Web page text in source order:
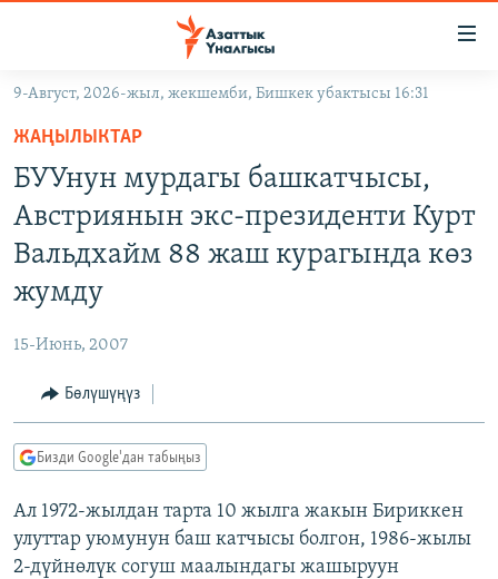
Навигацияга
өтүңүз
Издөөгө
салыңызКЫРГЫЗСТАН
УКРАИНА
ЭКСПЕРТТЕР ТАЛДАЙТ
БИЗ ЖАНА ДҮЙНӨ
ЭЖЕ-СИҢДИЛЕР
АЗАТТЫК+
ПОДКАСТ
ӨЗГӨЧӨ ПИКИР
Русский
ОНЛАЙН ШЕРИНЕ
9-Август, 2026-жыл, жекшемби, Бишкек убактысы 16:31
ЖАҢЫЛЫКТАР
БУУнун мурдагы башкатчысы,
Австриянын экс-президенти Курт
Вальдхайм 88 жаш курагында көз
жумду
15-Июнь, 2007
Бөлүшүңүз
Бизди Google'дан табыңыз
Ал 1972-жылдан тарта 10 жылга жакын Бириккен
улуттар уюмунун баш катчысы болгон, 1986-жылы
2-дүйнөлүк согуш маалындагы жашыруун